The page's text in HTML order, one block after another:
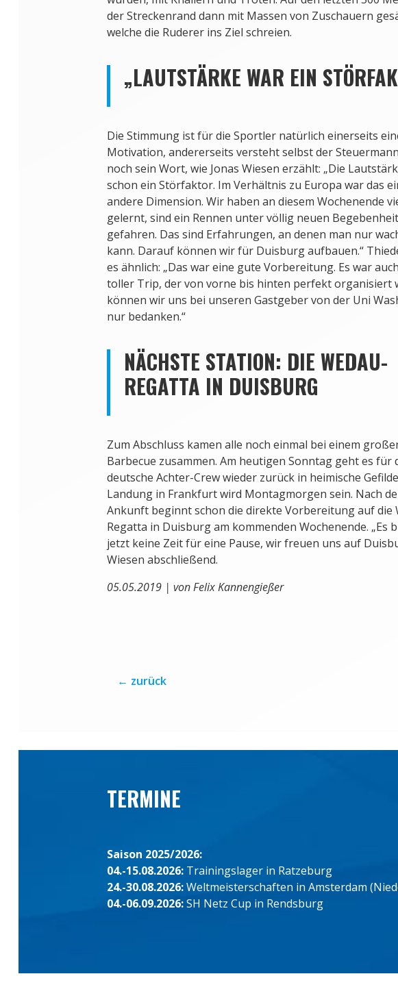
der Streckenrand dann mit Massen von Zuschauern
welche die Ruderer ins Ziel schreien.
„LAUTSTÄRKE WAR EIN
Die Stimmung ist für die Sportler natürlich einerseits
Motivation, andererseits versteht selbst der
noch sein Wort, wie Jonas Wiesen erzählt: „Die
schon ein Störfaktor. Im Verhältnis zu Europa war das
andere Dimension. Wir haben an diesem Wochenende
gelernt, sind ein Rennen unter völlig neuen
gefahren. Das sind Erfahrungen, an denen man nur
kann. Darauf können wir für Duisburg aufbauen.“
es ähnlich: „Das war eine gute Vorbereitung. Es war
toller Trip, der von vorne bis hinten perfekt organisiert
können wir uns bei unseren Gastgeber von der Uni
nur bedanken.“
NÄCHSTE STATION: DIE WEDAU-
REGATTA IN DUISBURG
Zum Abschluss kamen alle noch einmal bei einem
Barbecue zusammen. Am heutigen Sonntag geht es für
deutsche Achter-Crew wieder zurück in heimische
Landung in Frankfurt wird Montagmorgen sein. Nach
Ankunft beginnt schon die direkte Vorbereitung auf die
Regatta in Duisburg am kommenden Wochenende. „Es
jetzt keine Zeit für eine Pause, wir freuen uns auf
Wiesen abschließend.
05.05.2019 | von Felix Kannengießer
← zurück
TERMINE
Saison 2025/2026:
04.-15.08.2026: Trainingslager in Ratzeburg
24.-30.08.2026:Weltmeisterschaften in Amsterdam
04.-06.09.2026:SH Netz Cup in Rendsburg